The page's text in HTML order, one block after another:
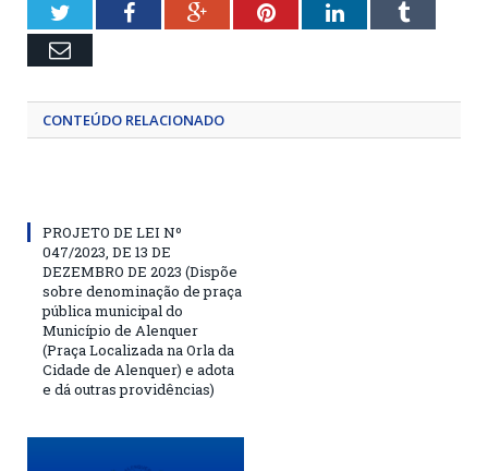
TwitterFacebookGoogle+PinterestLinkedInTumblr
Email
CONTEÚDO RELACIONADO
PROJETO DE LEI Nº
047/2023, DE 13 DE
DEZEMBRO DE 2023 (Dispõe
sobre denominação de praça
pública municipal do
Município de Alenquer
(Praça Localizada na Orla da
Cidade de Alenquer) e adota
e dá outras providências)